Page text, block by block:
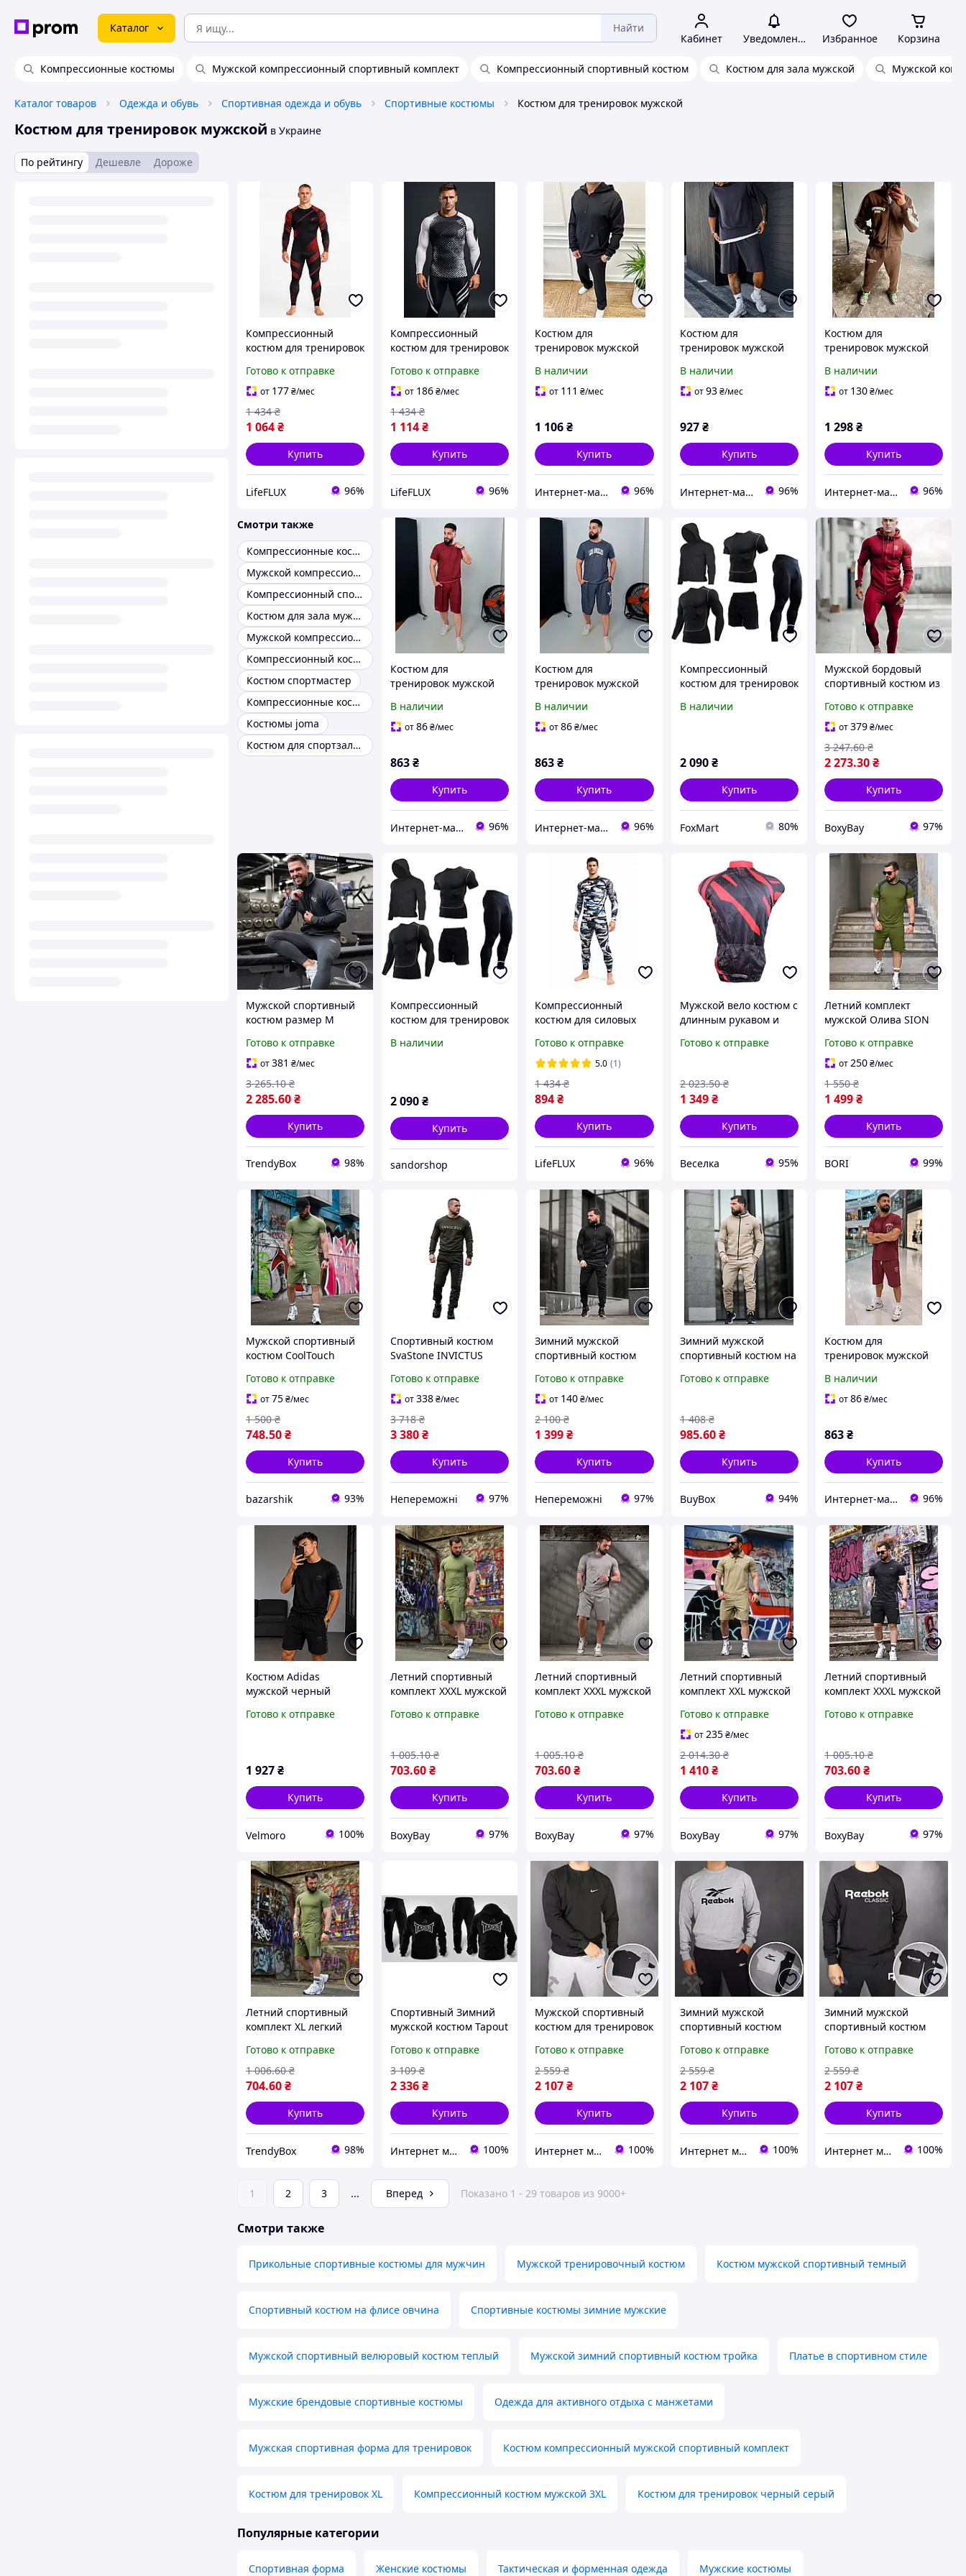
Каталог Найти
Кабинет Уведомления Избранное Корзина
Компрессионные костюмы Мужской компрессионный спортивный комплект Компрессионный спортивный костюм Костюм для зала мужской Мужской
Каталог товаров Одежда и обувь Спортивная одежда и обувь Спортивные костюмы Костюм для тренировок мужской
Костюм для тренировок мужской в Украине
По рейтингу Дешевле Дороже
Компрессионный
костюм для тренировок
Мужской Зал / Фитнес /
Спорт LHPWTQ Черно-
красный
Готово к отправке
от 177₴/мес
1 064₴
1 434 ₴
Купить
LifeFLUX 96%
Компрессионный
костюм для тренировок
Мужской Силовые / Зал
/ Фитнес LHPWTQ
Черно-белый
Готово к отправке
от 186₴/мес
1 114₴
1 434 ₴
Купить
LifeFLUX 96%
Костюм для
тренировок мужской
В наличии
от 111 ₴/мес
1 106₴
Купить
Интернет-магазин одежды и обуви Bebest-Style 96%
Костюм для
тренировок мужской
В наличии
от93 ₴/мес
927 ₴
Купить
Интернет-магазин одежды и обуви Bebest-Style 96%
Костюм для
тренировок мужской
В наличии
от 130₴/мес
1 298₴
Купить
Интернет-магазин одежды и обуви Bebest-Style 96%
Смотри также
Компрессионные костюмы
Мужской компрессионный спортивный комплект
Компрессионный спортивный костюм
Костюм для зала мужской
Мужской компрессионный костюм
Компрессионный костюм для тренировок
Костюм спортмастер
Компрессионные костюмы для спорта
Костюмы joma
Костюм для спортзала мужской
Костюм для
тренировок мужской
В наличии
от86₴/мес
863₴
Купить
Интернет-магазин одежды и обуви Bebest-Style 96%
Костюм для
тренировок мужской
В наличии
от86₴/мес
863₴
Купить
Интернет-магазин одежды и обуви Bebest-Style 96%
Компрессионный
костюм для тренировок
black\стиль 2024
В наличии
2 090 ₴
Купить
FoxMart 80%
Мужской бордовый
спортивный костюм из
мужской спортивный
костюм для тренировок
мужская
Готово к отправке
от379₴/мес
2 273.30₴
3 247.60 ₴
Купить
BoxyBay 97%
Мужской спортивный
костюм размер M
мужская спортивная
одежда для спорта и
Готово к отправке
от381 ₴/мес
2 285.60₴
3 265.10 ₴
Купить
TrendyBox 98%
Компрессионный
костюм для тренировок
black\стиль 2024
В наличии
2 090₴
Купить
sandorshop
Компрессионный
костюм для силовых
Рашгард Мужской Зал /
Кроссфит /
Камуфляж Серый
Готово к отправке
5.0 (1)
894₴
1 434 ₴
Купить
LifeFLUX 96%
Мужской вело костюм с
длинным рукавом и
тренировок 100%
Готово к отправке
1 349 ₴
2 023.50 ₴
Купить
Веселка 95%
Летний комплект
мужской Олива SION
шорты и футболка для
тренировок спорта
Готово к отправке
от 250₴/мес
1 499₴
1 550 ₴
Купить
BORI 99%
Мужской спортивный
костюм CoolTouch
оливковый легкий
комплект для
тренировок и бега
Готово к отправке
от75₴/мес
748.50₴
1 500 ₴
Купить
bazarshik 93%
Спортивный костюм
SvaStone INVICTUS
тренировок 2XL
|neper-SS-S|
Готово к отправке
от338₴/мес
3 380₴
3 718 ₴
Купить
Непереможні 97%
Зимний мужской
спортивный костюм
флисе теплый
эластичный для
тренировок и прогулок
XXL |neper-9413|
Готово к отправке
от 140₴/мес
1 399₴
2 100 ₴
Купить
Непереможні 97%
Зимний мужской
спортивный костюм на
для тренировок
большого размера XXXL
Готово к отправке
985.60 ₴
1 408 ₴
Купить
BuyBox 94%
Костюм для
тренировок мужской
В наличии
от86₴/мес
863₴
Купить
Интернет-магазин одежды и обуви Bebest-Style 96%
Костюм Adidas
мужской черный
летний хлопковый
Готово к отправке
1 927₴
Купить
Velmoro 100%
Летний спортивный
комплект XXXL мужской
футболка и шорты
спорта
Готово к отправке
703.60₴
1 005.10 ₴
Купить
BoxyBay 97%
Летний спортивный
комплект XXXL мужской
футболка и шорты для
Готово к отправке
703.60₴
1 005.10 ₴
Купить
BoxyBay 97%
Летний спортивный
комплект XXL мужской
шорты с футболкой
одежда для спорта и
активного
Готово к отправке
от235 ₴/мес
1 410 ₴
2 014.30 ₴
Купить
BoxyBay 97%
Летний спортивный
комплект XXXL мужской
шорты и футболка
Готово к отправке
703.60₴
1 005.10 ₴
Купить
BoxyBay 97%
Летний спортивный
комплект XL легкий
мужской спортивная
одежда футболка
шорты box2
Готово к отправке
704.60₴
1 006.60 ₴
Купить
TrendyBox 98%
Спортивный Зимний
мужской костюм Tapout
тренировок
Готово к отправке
2 336₴
3 109 ₴
Купить
Интернет магазин - Matrix 100%
Мужской спортивный
костюм для тренировок
Готово к отправке
2 107₴
2 559 ₴
Купить
Интернет магазин - Matrix 100%
Зимний мужской
спортивный костюм
Reebok(Рибок)
Готово к отправке
2 107 ₴
2 559 ₴
Купить
Интернет магазин - Matrix 100%
Зимний мужской
спортивный костюм
Reebok(Рибок)
Готово к отправке
2 107₴
2 559 ₴
Купить
Интернет магазин - Matrix 100%
1 2 3 ... Вперед Показано 1 - 29 товаров из 9000+
Смотри также
Прикольные спортивные костюмы для мужчин Мужской тренировочный костюм Костюм мужской спортивный темный
Спортивный костюм на флисе овчина Спортивные костюмы зимние мужские
Мужской спортивный велюровый костюм теплый Мужской зимний спортивный костюм тройка Платье в спортивном стиле
Мужские брендовые спортивные костюмы Одежда для активного отдыха с манжетами
Мужская спортивная форма для тренировок Костюм компрессионный мужской спортивный комплект
Костюм для тренировок XL Компрессионный костюм мужской 3XL Костюм для тренировок черный серый
Популярные категории
Спортивная форма Женские костюмы Тактическая и форменная одежда Мужские костюмы